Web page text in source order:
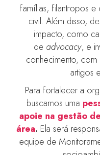
famílias, filantropos
civil. Além disso,
impacto, como
de advocacy, e
conhecimento,
artigos
Para fortalecer a
buscamos uma
apoie na gestão
área. Ela será
equipe de